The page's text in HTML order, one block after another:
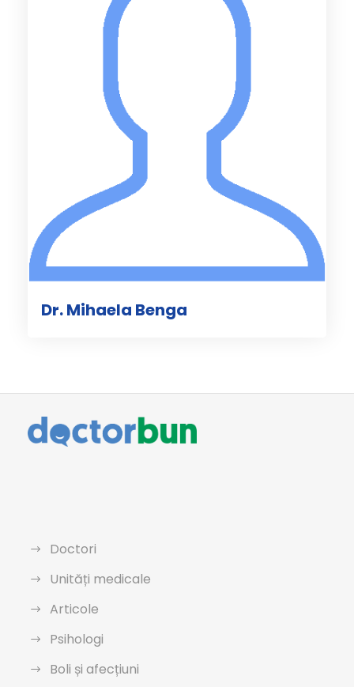
Dr. Mihaela Benga
Doctori
Unități medicale
Articole
Psihologi
Boli și afecțiuni